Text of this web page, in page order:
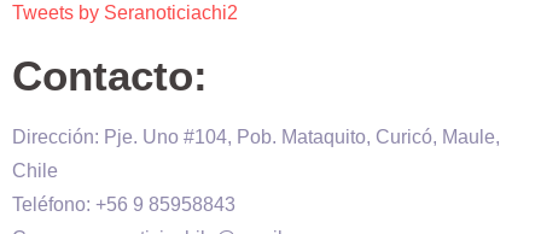
Tweets by Seranoticiachi2
Contacto:
Dirección: Pje. Uno #104, Pob. Mataquito, Curicó, Maule,
Chile
Teléfono: +56 9 85958843